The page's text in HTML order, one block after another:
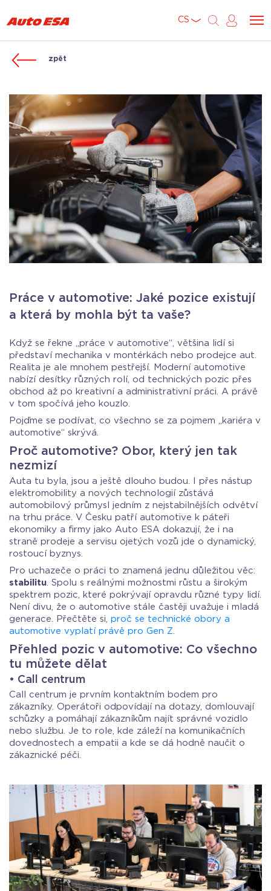
CS
zpět
Práce v automotive: Jaké pozice existují
a která by mohla být ta vaše?
Když se řekne „práce v automotive“, většina lidí si
představí mechanika v montérkách nebo prodejce aut.
Realita je ale mnohem pestřejší. Moderní automotive
nabízí desítky různých rolí, od technických pozic přes
obchod až po kreativní a administrativní práci. A právě
v tom spočívá jeho kouzlo.
Pojďme se podívat, co všechno se za pojmem „kariéra v
automotive“ skrývá.
Proč automotive? Obor, který jen tak
nezmizí
Auta tu byla, jsou a ještě dlouho budou. I přes nástup
elektromobility a nových technologií zůstává
automobilový průmysl jedním z nejstabilnějších odvětví
na trhu práce. V Česku patří automotive k páteři
ekonomiky a firmy jako Auto ESA dokazují, že i na
straně prodeje a servisu ojetých vozů jde o dynamický,
rostoucí byznys.
Pro uchazeče o práci to znamená jednu důležitou věc:
stabilitu. Spolu s reálnými možnostmi růstu a širokým
spektrem pozic, které pokrývají opravdu různé typy lidí.
Není divu, že o automotive stále častěji uvažuje i mladá
generace. Přečtěte si, proč se technické obory a
automotive vyplatí právě pro Gen Z.
Přehled pozic v automotive: Co všechno
tu můžete dělat
• Call centrum
Call centrum je prvním kontaktním bodem pro
zákazníky. Operátoři odpovídají na dotazy, domlouvají
schůzky a pomáhají zákazníkům najít správné vozidlo
nebo službu. Je to role, kde záleží na komunikačních
dovednostech a empatii a kde se dá hodně naučit o
zákaznické péči.